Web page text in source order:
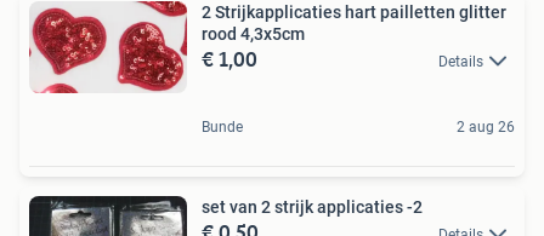
2 Strijkapplicaties hart pailletten glitter
rood 4,3x5cm
€ 1,00 Details
Bunde 2 aug 26
set van 2 strijk applicaties -2